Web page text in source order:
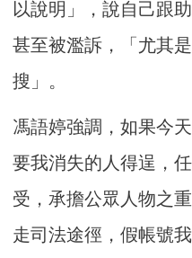
以說明」，說自己跟
甚至被濫訴，「尤其
搜」。
馮語婷強調，如果今
要我消失的人得逞，
受，承擔公眾人物之
走司法途徑，假帳號